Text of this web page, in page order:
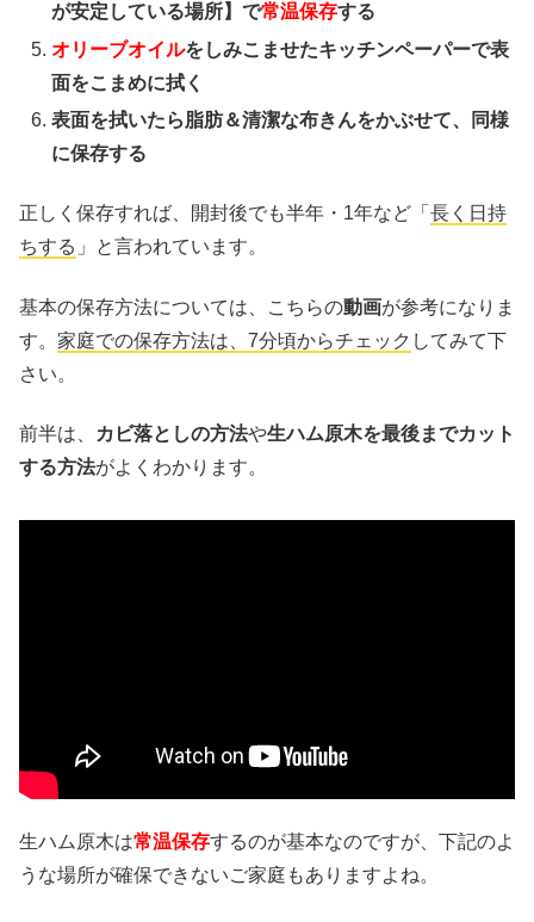
が安定している場所】で常温保存する
オリーブオイルをしみこませたキッチンペーパーで表
面をこまめに拭く
表面を拭いたら脂肪＆清潔な布きんをかぶせて、同様
に保存する
正しく保存すれば、開封後でも半年・1年など「 長く日持
ちする 」と言われています。
基本の保存方法については、こちらの動画が参考になりま
す。 家庭での保存方法は、7分頃からチェック してみて下
さい。
前半は、 カビ落としの方法や生ハム原木を最後までカット
する方法がよくわかります。
生ハム原木は常温保存するのが基本なのですが、下記のよ
うな場所が確保できないご家庭もありますよね。